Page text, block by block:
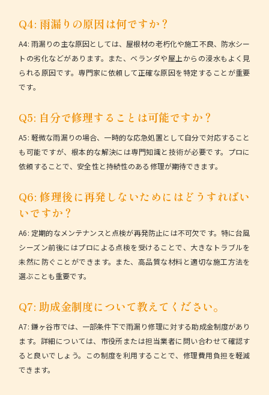
Q4: 雨漏りの原因は何ですか？
A4: 雨漏りの主な原因としては、屋根材の老朽化や施工不良、防水シー
トの劣化などがあります。また、ベランダや屋上からの浸水もよく見
られる原因です。専門家に依頼して正確な原因を特定することが重要
です。
Q5: 自分で修理することは可能ですか？
A5: 軽微な雨漏りの場合、一時的な応急処置として自分で対応すること
も可能ですが、根本的な解決には専門知識と技術が必要です。プロに
依頼することで、安全性と持続性のある修理が期待できます。
Q6: 修理後に再発しないためにはどうすればい
いですか？
A6: 定期的なメンテナンスと点検が再発防止には不可欠です。特に台風
シーズン前後にはプロによる点検を受けることで、大きなトラブルを
未然に防ぐことができます。また、高品質な材料と適切な施工方法を
選ぶことも重要です。
Q7: 助成金制度について教えてください。
A7: 鎌ヶ谷市では、一部条件下で雨漏り修理に対する助成金制度があり
ます。詳細については、市役所または担当業者に問い合わせて確認す
ると良いでしょう。この制度を利用することで、修理費用負担を軽減
できます。